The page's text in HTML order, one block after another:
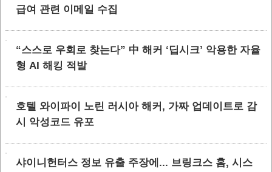
급여 관련 이메일 수집
“스스로 우회로 찾는다” 中 해커 ‘딥시크’ 악용한 자율
형 AI 해킹 적발
호텔 와이파이 노린 러시아 해커, 가짜 업데이트로 감
시 악성코드 유포
샤이니헌터스 정보 유출 주장에... 브링크스 홈, 시스